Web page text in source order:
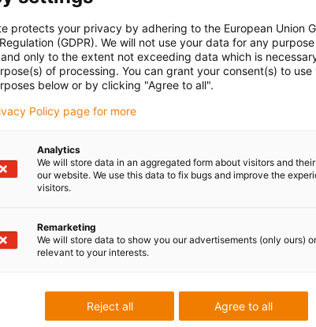
protects your privacy by adhering to the European Union
(GDPR). We will not use your data for any
only to the extent not exceeding data which is
of processing. You can grant your consent(s) to
below or by clicking "Agree to all".
Policy page for more
Analytics
We will store data in an aggregated form about visitors and
our website. We use this data to fix bugs and improve the
visitors.
Remarketing
We will store data to show you our advertisements (only ours)
relevant to your interests.
Agree to all
Reject all